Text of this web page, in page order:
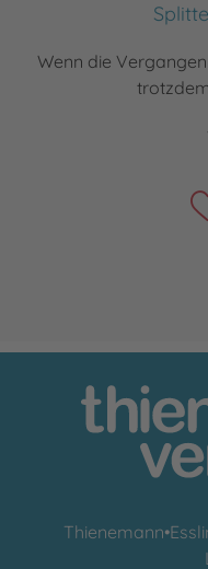
Wenn die
Thienemann•